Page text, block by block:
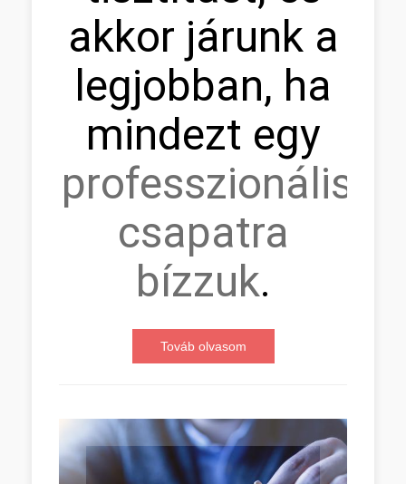
akkor járunk a
legjobban, ha
mindezt egy
professzionális
csapatra
bízzuk.
Továb olvasom